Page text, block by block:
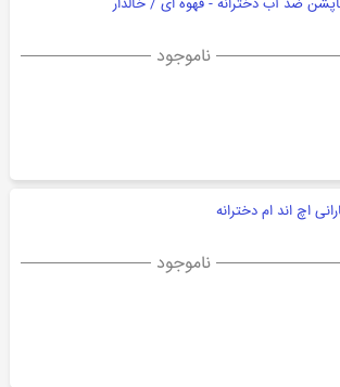
ضد آب دخترانه - قهوه ای / خالدار
ناموجود
اچ اند ام دخترانه
ناموجود